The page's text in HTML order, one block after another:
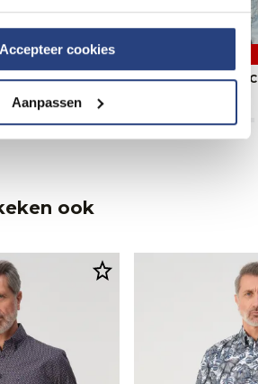
Accepteer cookies
Aanpassen
Overhemd
Campbell Ranger
ook